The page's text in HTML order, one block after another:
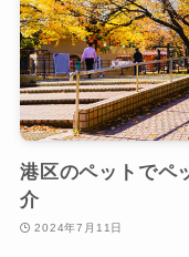
港区のペットでペ
介
2024年7月11日